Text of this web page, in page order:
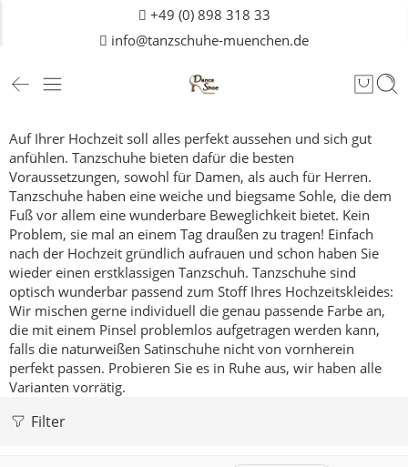
+49 (0) 898 318 33
info@tanzschuhe-muenchen.de
Auf Ihrer Hochzeit soll alles perfekt aussehen und sich gut
anfühlen. Tanzschuhe bieten dafür die besten
Voraussetzungen, sowohl für Damen, als auch für Herren.
Tanzschuhe haben eine weiche und biegsame Sohle, die dem
Fuß vor allem eine wunderbare Beweglichkeit bietet. Kein
Problem, sie mal an einem Tag draußen zu tragen! Einfach
nach der Hochzeit gründlich aufrauen und schon haben Sie
wieder einen erstklassigen Tanzschuh. Tanzschuhe sind
optisch wunderbar passend zum Stoff Ihres Hochzeitskleides:
Wir mischen gerne individuell die genau passende Farbe an,
die mit einem Pinsel problemlos aufgetragen werden kann,
falls die naturweißen Satinschuhe nicht von vornherein
perfekt passen. Probieren Sie es in Ruhe aus, wir haben alle
Varianten vorrätig.
Filter